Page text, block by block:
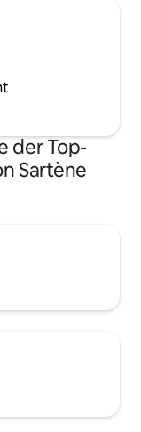
der Top-
Sartène